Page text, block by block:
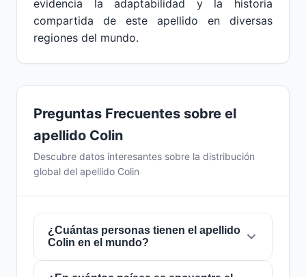
evidencia la adaptabilidad y la historia
compartida de este apellido en diversas
regiones del mundo.
Preguntas Frecuentes sobre el
apellido Colin
Descubre datos interesantes sobre la distribución
global del apellido Colin
¿Cuántas personas tienen el apellido
Colin en el mundo?